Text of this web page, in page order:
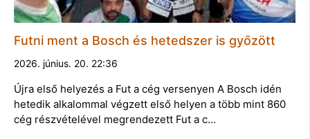
Futni ment a Bosch és hetedszer is győzött
2026. június. 20. 22:36
Újra első helyezés a Fut a cég versenyen A Bosch idén
hetedik alkalommal végzett első helyen a több mint 860
cég részvételével megrendezett Fut a c…